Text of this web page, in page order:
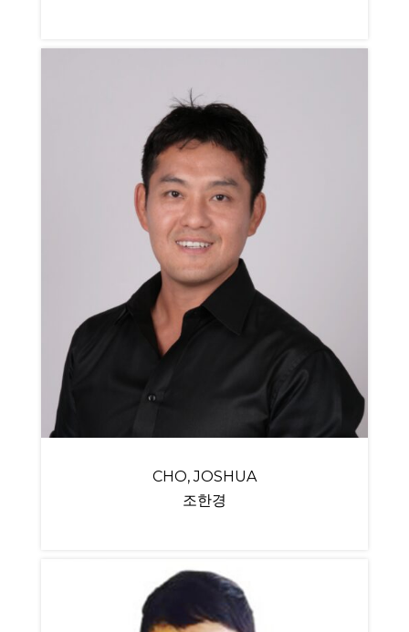
CHO, JOSHUA
조한경